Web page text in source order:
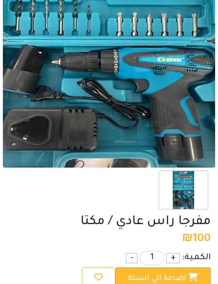
مفرجا راس عادي / مكتا
₪100
الكمية: +
-
اضافة الي السلة